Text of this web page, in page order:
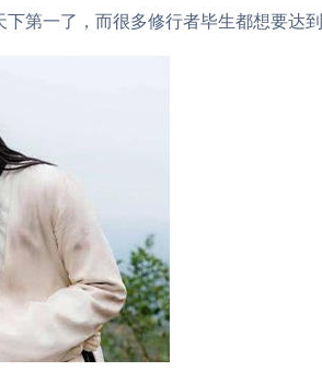
第一了，而很多修行者毕生都想要达到